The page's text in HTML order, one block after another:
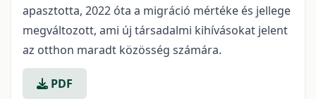
apasztotta, 2022 óta a migráció mértéke és jellege
megváltozott, ami új társadalmi kihívásokat jelent
az otthon maradt közösség számára.
PDF